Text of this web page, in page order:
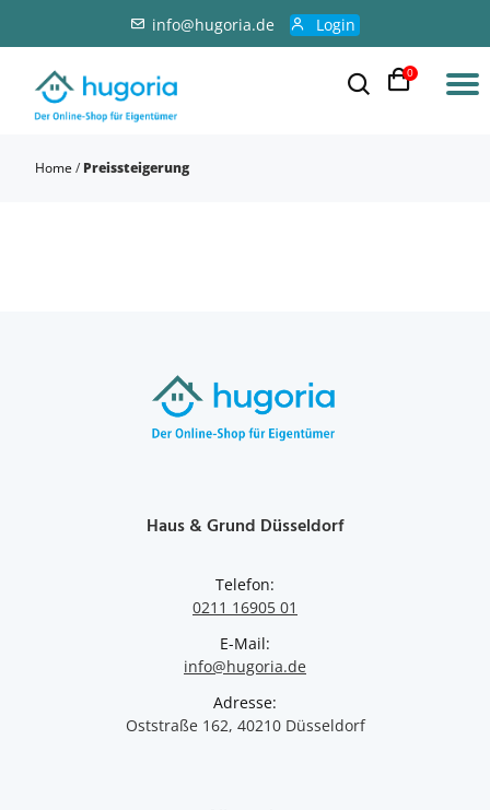
info@hugoria.de Login
0
Home / Preissteigerung
Haus & Grund Düsseldorf
Telefon:
0211 16905 01
E-Mail:
info@hugoria.de
Adresse:
Oststraße 162, 40210 Düsseldorf